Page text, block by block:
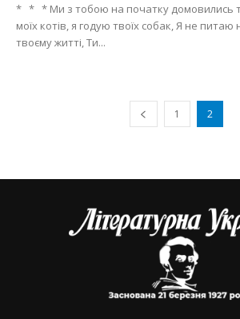
* * * Ми з тобою на початку домовились
моїх котів, я годую твоїх собак, Я не питаю
твоєму житті, Ти...
1 2